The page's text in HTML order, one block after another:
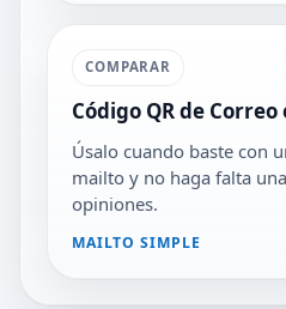
COMPARAR
Código QR de
Úsalo cuando baste con
mailto y no haga falta
opiniones.
MAILTO SIMPLE